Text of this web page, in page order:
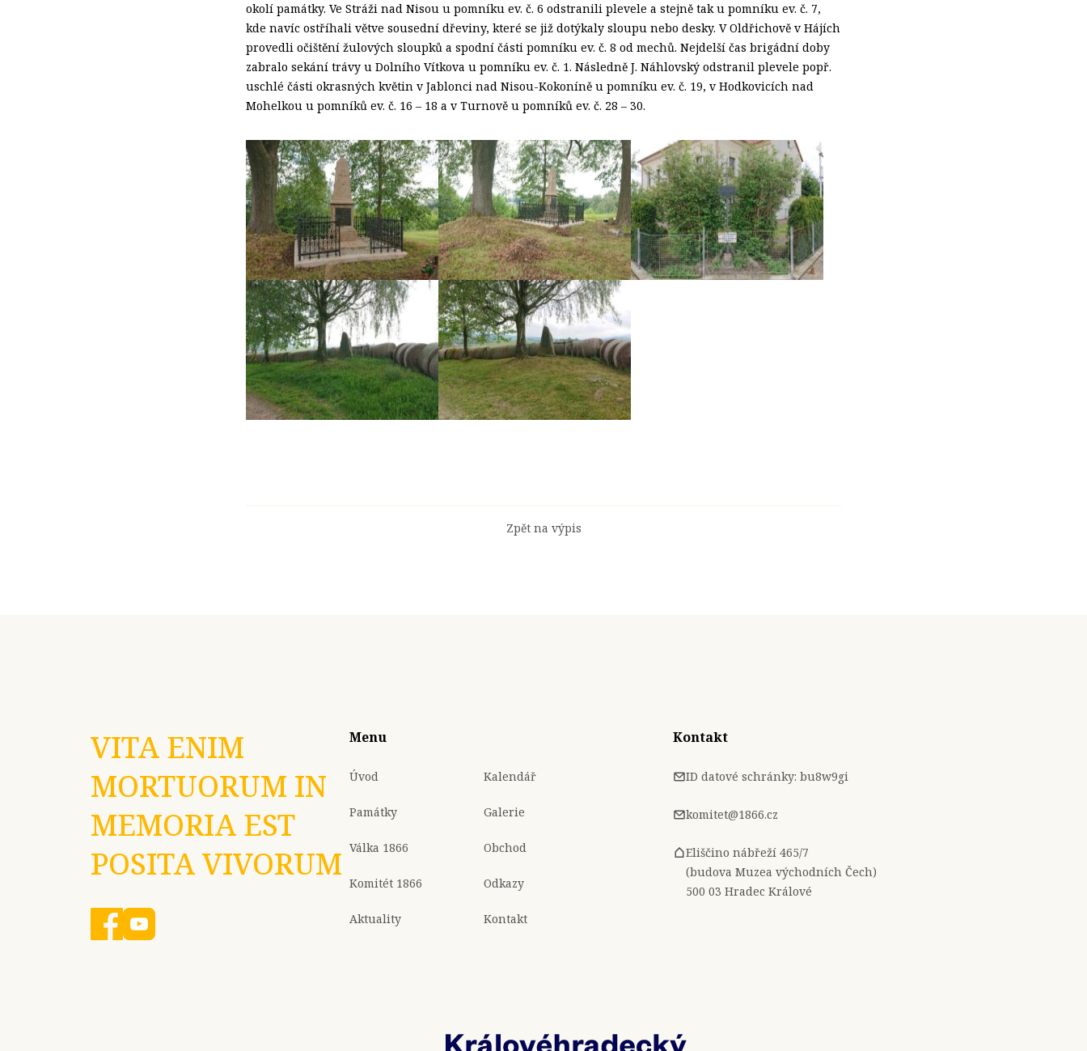
okolí památky. Ve Stráži nad Nisou u pomníku ev. č. 6 odstranili plevele a stejně tak u pomníku ev. č. 7,
kde navíc ostříhali větve sousední dřeviny, které se již dotýkaly sloupu nebo desky. V Oldřichově v Hájích
provedli očištění žulových sloupků a spodní části pomníku ev. č. 8 od mechů. Nejdelší čas brigádní doby
zabralo sekání trávy u Dolního Vítkova u pomníku ev. č. 1. Následně J. Náhlovský odstranil plevele popř.
uschlé části okrasných květin v Jablonci nad Nisou-Kokoníně u pomníku ev. č. 19, v Hodkovicích nad
Mohelkou u pomníků ev. č. 16 – 18 a v Turnově u pomníků ev. č. 28 – 30.
Zpět na výpis
VITA ENIM
MORTUORUM IN
MEMORIA EST
POSITA VIVORUM
Menu
Úvod
Památky
Válka 1866
Komitét 1866
Aktuality
Kalendář
Galerie
Obchod
Odkazy
Kontakt
Kontakt
ID datové schránky: bu8w9gi
komitet@1866.cz
Eliščino nábřeží 465/7
(budova Muzea východních Čech)
500 03 Hradec Králové